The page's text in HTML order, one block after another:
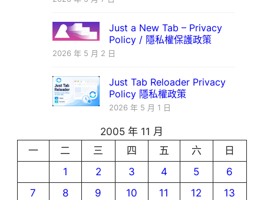
Just a New Tab – Privacy
Policy / 隱私權保護政策
2026 年 5 月 2 日
Just Tab Reloader Privacy
Policy 隱私權政策
2026 年 5 月 1 日
2005 年 11 月
一
二 三 四 五 六
日
1
2 3 4 5
6
7
8 9 10 11 12
13